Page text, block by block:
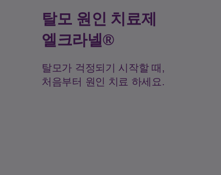
탈모 원인 치료제
엘크라넬®
탈모가 걱정되기 시작할 때,
처음부터 원인 치료 하세요.